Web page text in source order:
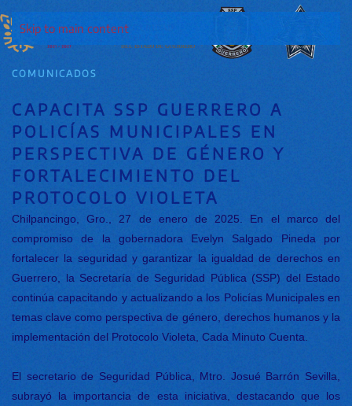
Skip to main content
COMUNICADOS
CAPACITA SSP GUERRERO A
POLICÍAS MUNICIPALES EN
PERSPECTIVA DE GÉNERO Y
FORTALECIMIENTO DEL
PROTOCOLO VIOLETA
Chilpancingo, Gro., 27 de enero de 2025. En el marco del
compromiso de la gobernadora Evelyn Salgado Pineda por
fortalecer la seguridad y garantizar la igualdad de derechos en
Guerrero, la Secretaría de Seguridad Pública (SSP) del Estado
continúa capacitando y actualizando a los Policías Municipales en
temas clave como perspectiva de género, derechos humanos y la
implementación del Protocolo Violeta, Cada Minuto Cuenta.
El secretario de Seguridad Pública, Mtro. Josué Barrón Sevilla,
subrayó la importancia de esta iniciativa, destacando que los